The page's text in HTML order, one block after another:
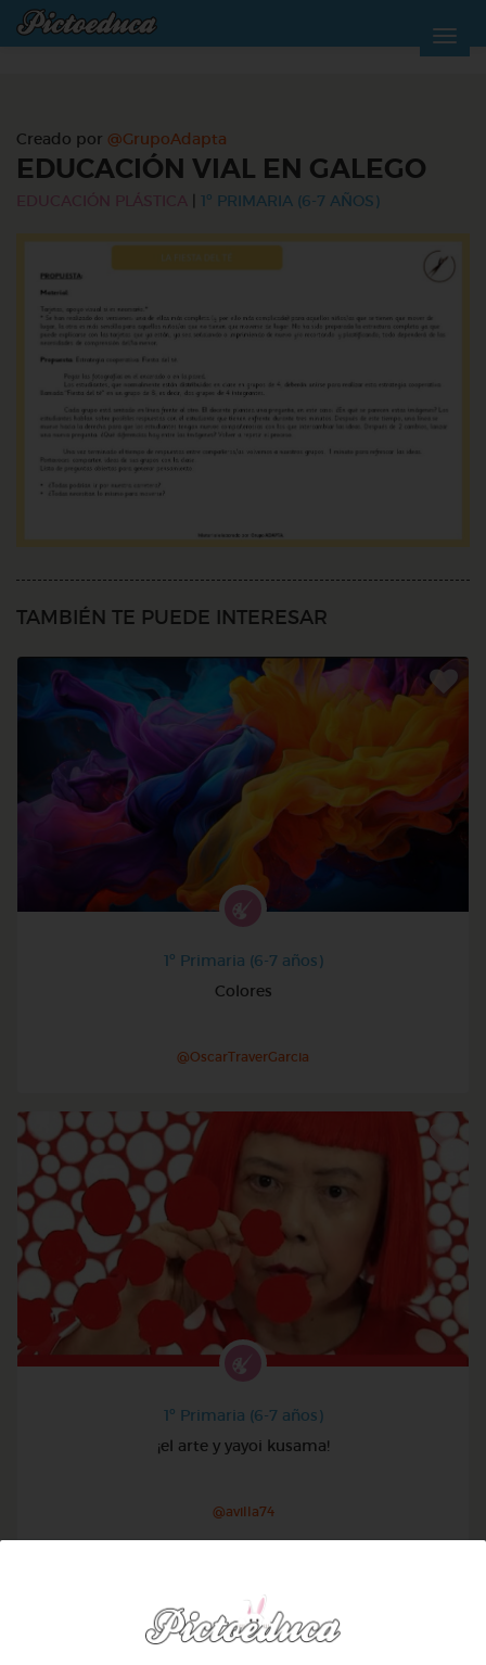
Creado por @GrupoAdapta
EDUCACIÓN VIAL EN GALEGO
EDUCACIÓN PLÁSTICA 1º PRIMARIA (6-7 AÑOS)
TAMBIÉN TE PUEDE INTERESAR
1º Primaria (6-7 años)
Colores
@OscarTraverGarcia
1º Primaria (6-7 años)
¡el arte y yayoi kusama!
@avilla74